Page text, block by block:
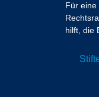
Für eine
hilft, die